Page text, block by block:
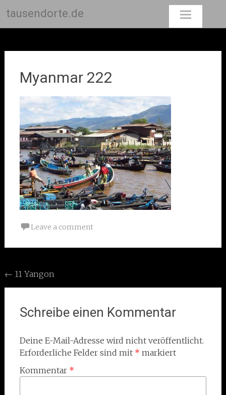
tausendorte.de
Myanmar 222
Leave a comment
Post
navigation
← 11 Yangon
Schreibe einen Kommentar
Deine E-Mail-Adresse wird nicht veröffentlicht.
Erforderliche Felder sind mit * markiert
Kommentar *